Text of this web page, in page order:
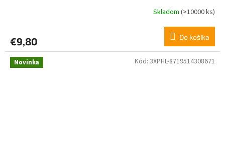
Skladom (>10000 ks)
€9,80 Do košíka
Novinka Kód: 3XPHL-8719514308671